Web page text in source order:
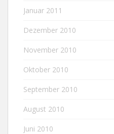
Januar 2011
Dezember 2010
November 2010
Oktober 2010
September 2010
August 2010
Juni 2010